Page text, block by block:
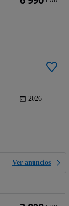
2026
Ver anúncios